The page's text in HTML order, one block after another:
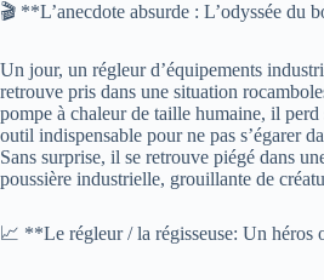
🎬 **L’anecdote absurde : L’odyssée du
Un jour, un régleur d’équipements
retrouve pris dans une situation
pompe à chaleur de taille humaine, il
outil indispensable pour ne pas s’égarer
Sans surprise, il se retrouve piégé dans
poussière industrielle, grouillante de
📈 **Le régleur / la régisseuse: Un héros